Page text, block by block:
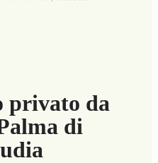
privato da
di